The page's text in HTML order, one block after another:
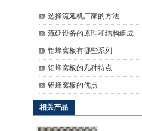
选择流延机厂家的方法
流延设备的原理和结构组成
铝蜂窝板有哪些系列
铝蜂窝板的几种特点
铝蜂窝板的优点
相关产品